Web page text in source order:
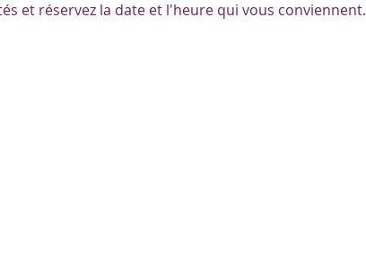
et réservez la date et l'heure qui vous conviennent.